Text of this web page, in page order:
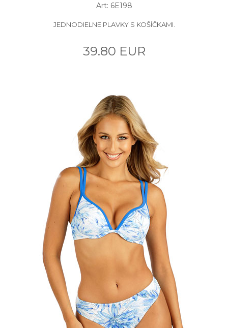
Art: 6E198
JEDNODIELNE PLAVKY S KOŠÍČKAMI.
39.80 EUR